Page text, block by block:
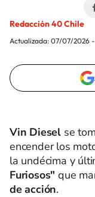
Redacción 40 Chile
Actualizada: 07/07/2026 -
Vin Diesel se
encender los
la undécima y
Furiosos" que
de acción.